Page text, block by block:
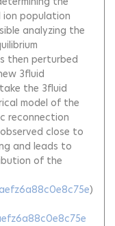
population
analyzing the
then perturbed
3fluid
the 3fluid
model of the
reconnection
close to
and leads to
of the
)